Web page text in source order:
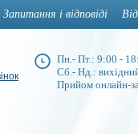
Запитання і відповіді
Пн.- Пт.: 9:00 -
Сб.- Нд.:
Прийом онлайн-